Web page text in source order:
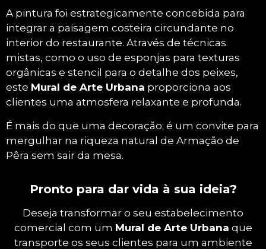
ecossistema subaquático!
A pintura foi estrategicamente concebida para
integrar a paisagem costeira circundante no
interior do restaurante. Através de técnicas
mistas, como o uso de esponjas para texturas
orgânicas e stencil para o detalhe dos peixes,
este Mural de Arte Urbana proporciona aos
clientes uma atmosfera relaxante e profunda.
É mais do que uma decoração; é um convite para
mergulhar na riqueza natural de Armação de
Pêra sem sair da mesa.
Pronto para dar vida à sua ideia?
Deseja transformar o seu estabelecimento
comercial com um Mural de Arte Urbana que
transporte os seus clientes para um ambiente